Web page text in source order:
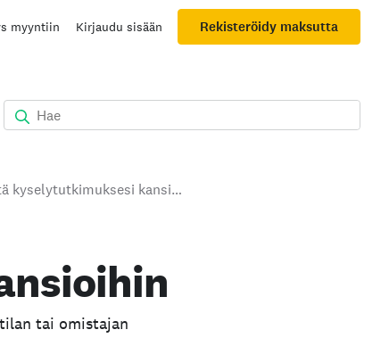
myyntiin Kirjaudu sisään Rekisteröidy maksutta
Järjestä kyselytutkimuksesi kansioihin
tai omistajan